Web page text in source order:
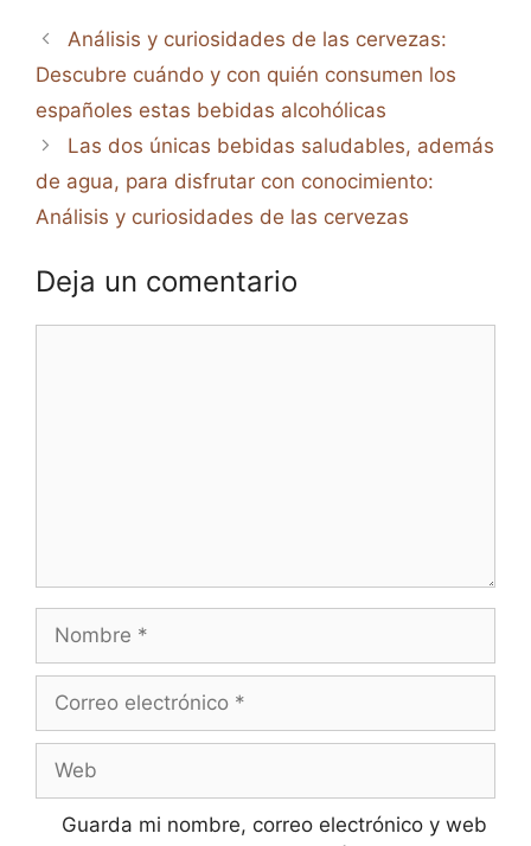
Análisis y curiosidades de las cervezas:
Descubre cuándo y con quién consumen los
españoles estas bebidas alcohólicas
Las dos únicas bebidas saludables, además
de agua, para disfrutar con conocimiento:
Análisis y curiosidades de las cervezas
Deja un comentario
electrónico
Guarda mi nombre, correo electrónico y web